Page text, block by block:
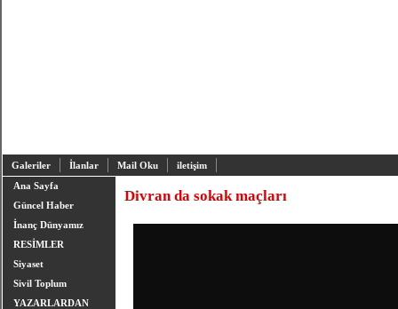
Galeriler İlanlar Mail Oku
iletişim
Ana Sayfa
Güncel Haber
İnanç Dünyamız
RESİMLER
Siyaset
Sivil Toplum
YAZARLARDAN
Divran da sokak maçları